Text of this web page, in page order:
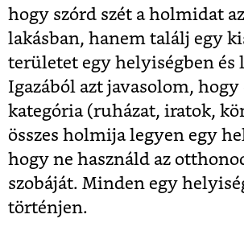
hogy szórd szét a holmidat
lakásban, hanem találj egy
területet egy helyiségben és
Igazából azt javasolom,
kategória (ruházat, iratok,
összes holmija legyen egy
hogy ne használd az
szobáját. Minden egy
történjen.